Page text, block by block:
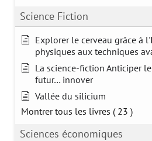
Science Fiction
Explorer le cerveau grâce à
physiques aux techniques
La science-fiction Anticiper
futur… innover
Vallée du silicium
Montrer tous les livres ( 23 )
Sciences économiques